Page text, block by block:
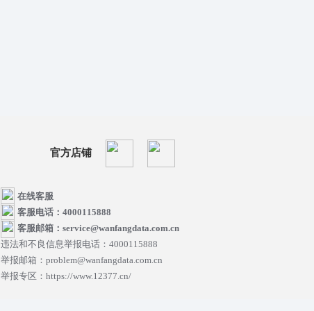
官方店铺
在线客服
客服电话：4000115888
客服邮箱：service@wanfangdata.com.cn
违法和不良信息举报电话：4000115888
举报邮箱：problem@wanfangdata.com.cn
举报专区：https://www.12377.cn/